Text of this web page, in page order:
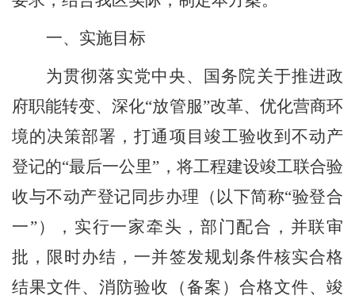
一、实施目标
为贯彻落实党中央、国务院关于推进政
府职能转变、深化“放管服”改革、优化营商环
境的决策部署 ，打通项目竣工验收到不动产
登记的“最后一公里” ， 将工程建设竣工联合验
收与不动产登记同步办理
（ 以下简称“验登合
一”）， 实行一家牵头，部门配合，并联审
批，限时办结，一并签发规划条件核实合格
结果文件、消防验收
（备案 ） 合格文件、竣